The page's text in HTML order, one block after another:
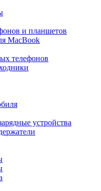
и планшетов
MacBook
телефонов
устройства